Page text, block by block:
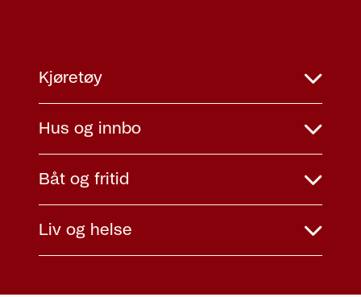
Kjøretøy
Hus og innbo
Båt og fritid
Liv og helse